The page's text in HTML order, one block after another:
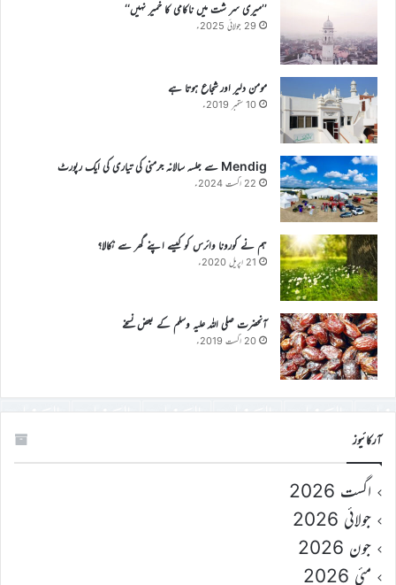
’’میری سر شت میں ناکامی کا خمیر نہیں‘‘
29 جولائی 2025ء
مومن دلیر اور شجاع ہوتا ہے
10 ستمبر 2019ء
Mendig سے جلسہ سالانہ جرمنی کی تیاری کی ایک رپورٹ
22 اگست 2024ء
ہم نے کورونا وائرس کو کیسے اپنے گھر سے نکالا؟
21 اپریل 2020ء
آنحضرت صلی اللہ علیہ وسلم کے بعض نسخے
20 اگست 2019ء
آرکائیوز
اگست 2026
جولائی 2026
جون 2026
مئی 2026